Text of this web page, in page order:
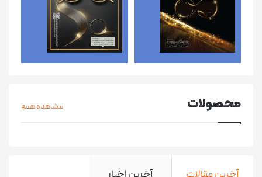
محصولات مشاهده همه